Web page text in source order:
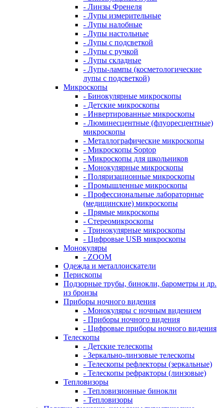
- Линзы Френеля
- Лупы измерительные
- Лупы налобные
- Лупы настольные
- Лупы с подсветкой
- Лупы с ручкой
- Лупы складные
- Лупы-лампы (косметологические
лупы с подсветкой)
Микроскопы
- Бинокулярные микроскопы
- Детские микроскопы
- Инвертированные микроскопы
- Люминесцентные (флуоресцентные)
микроскопы
- Металлографические микроскопы
- Микроскопы Soptop
- Микроскопы для школьников
- Монокулярные микроскопы
- Поляризационные микроскопы
- Промышленные микроскопы
- Профессиональные лабораторные
(медицинские) микроскопы
- Прямые микроскопы
- Стереомикроскопы
- Тринокулярные микроскопы
- Цифровые USB микроскопы
Монокуляры
- ZOOM
Одежда и металлоискатели
Перископы
Подзорные трубы, бинокли, барометры и др.
из бронзы
Приборы ночного видения
- Монокуляры с ночным видением
- Приборы ночного видения
- Цифровые приборы ночного видения
Телескопы
- Детские телескопы
- Зеркально-линзовые телескопы
- Телескопы рефлекторы (зеркальные)
- Телескопы рефракторы (линзовые)
Тепловизоры
- Тепловизионные бинокли
- Тепловизоры